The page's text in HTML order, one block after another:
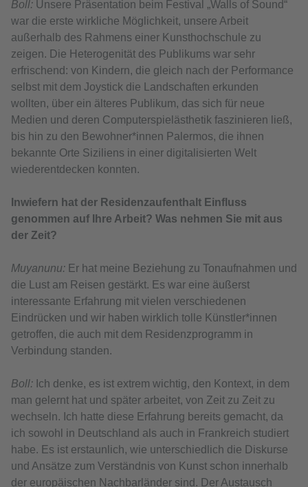
Boll: Unsere Präsentation beim Festival „Walls of Sound“
war die erste wirkliche Möglichkeit, unsere Arbeit
außerhalb des Rahmens einer Kunsthochschule zu
zeigen. Die Heterogenität des Publikums war sehr
erfrischend: von Kindern, die gleich nach der Performance
selbst mit dem Joystick die Landschaften erkunden
wollten, über ein älteres Publikum, das sich für neue
Medien und deren Computerspielästhetik faszinieren ließ,
bis hin zu den Bewohner*innen Palermos, die ihnen
bekannte Orte Siziliens in einer digitalisierten Welt
wiederentdecken konnten.
Inwiefern hat der Residenzaufenthalt Einfluss
genommen auf Ihre Arbeit? Was nehmen Sie mit aus
der Zeit?
Muyanunu: Er hat meine Beziehung zu Tonaufnahmen und
die Lust am Reisen gestärkt. Es war eine äußerst
interessante Erfahrung mit vielen verschiedenen
Eindrücken und wir haben wirklich tolle Künstler*innen
getroffen, die auch mit dem Residenzprogramm in
Verbindung standen.
Boll: Ich denke, es ist extrem wichtig, den Kontext, in dem
man gelernt hat und später arbeitet, von Zeit zu Zeit zu
wechseln. Ich hatte diese Erfahrung bereits gemacht, da
ich sowohl in Deutschland als auch in Frankreich studiert
habe. Es ist erstaunlich, wie unterschiedlich die Diskurse
und Ansätze zum Verständnis von Kunst schon innerhalb
der europäischen Nachbarländer sind. Der Austausch